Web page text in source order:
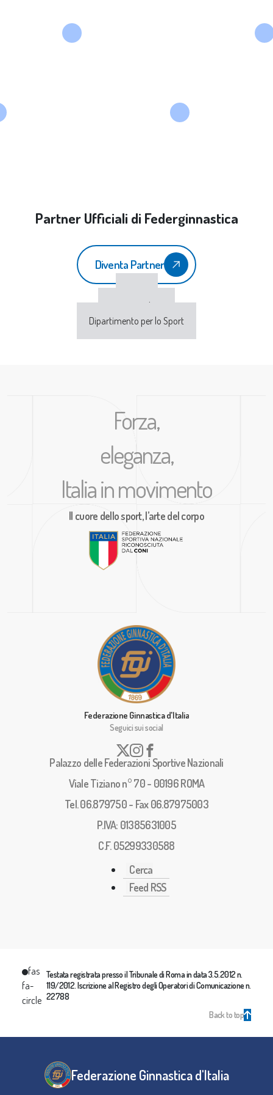
Partner Ufficiali di Federginnastica
Diventa Partner
Sport e Salute
Dipartimento per lo Sport
Forza,
eleganza,
Italia in movimento
Il cuore dello sport, l’arte del corpo
Federazione Ginnastica d'Italia
Seguici sui social
Palazzo delle Federazioni Sportive Nazionali
Viale Tiziano n° 70 - 00196 ROMA
Tel. 06.879750 - Fax 06.87975003
P.IVA: 01385631005
C.F. 05299330588
Cerca
Feed RSS
fas
fa-
circle
Testata registrata presso il Tribunale di Roma in data 3.5.2012 n.
119/2012. Iscrizione al Registro degli Operatori di Comunicazione n.
22788
Back to top
Federazione Ginnastica d'Italia